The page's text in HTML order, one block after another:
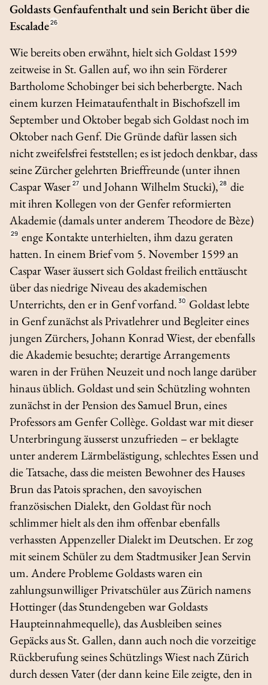
Goldasts Genfaufenthalt und sein Bericht über die
Escalade26
Wie bereits oben erwähnt, hielt sich Goldast 1599
zeitweise in St. Gallen auf, wo ihn sein Förderer
Bartholome Schobinger bei sich beherbergte. Nach
einem kurzen Heimataufenthalt in Bischofszell im
September und Oktober begab sich Goldast noch im
Oktober nach Genf. Die Gründe dafür lassen sich
nicht zweifelsfrei feststellen; es ist jedoch denkbar, dass
seine Zürcher gelehrten Brieffreunde (unter ihnen
Caspar Waser 27 und Johann Wilhelm Stucki), 28 die
mit ihren Kollegen von der Genfer reformierten
Akademie (damals unter anderem Theodore de Bèze)
29 enge Kontakte unterhielten, ihm dazu geraten
hatten. In einem Brief vom 5. November 1599 an
Caspar Waser äussert sich Goldast freilich enttäuscht
über das niedrige Niveau des akademischen
Unterrichts, den er in Genf vorfand. 30 Goldast lebte
in Genf zunächst als Privatlehrer und Begleiter eines
jungen Zürchers, Johann Konrad Wiest, der ebenfalls
die Akademie besuchte; derartige Arrangements
waren in der Frühen Neuzeit und noch lange darüber
hinaus üblich. Goldast und sein Schützling wohnten
zunächst in der Pension des Samuel Brun, eines
Professors am Genfer Collège. Goldast war mit dieser
Unterbringung äusserst unzufrieden – er beklagte
unter anderem Lärmbelästigung, schlechtes Essen und
die Tatsache, dass die meisten Bewohner des Hauses
Brun das Patois sprachen, den savoyischen
französischen Dialekt, den Goldast für noch
schlimmer hielt als den ihm offenbar ebenfalls
verhassten Appenzeller Dialekt im Deutschen. Er zog
mit seinem Schüler zu dem Stadtmusiker Jean Servin
um. Andere Probleme Goldasts waren ein
zahlungsunwilliger Privatschüler aus Zürich namens
Hottinger (das Stundengeben war Goldasts
Haupteinnahmequelle), das Ausbleiben seines
Gepäcks aus St. Gallen, dann auch noch die vorzeitige
Rückberufung seines Schützlings Wiest nach Zürich
durch dessen Vater (der dann keine Eile zeigte, den in